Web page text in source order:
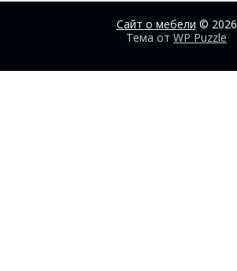
Сайт о мебели © 2026
Тема от WP Puzzle